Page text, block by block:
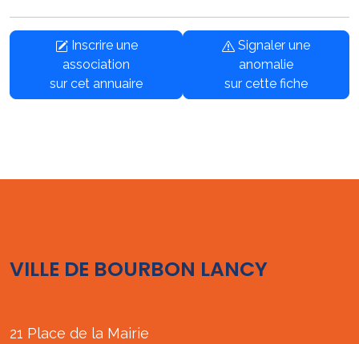
Inscrire une
association
sur cet annuaire
Signaler une
anomalie
sur cette fiche
VILLE DE BOURBON LANCY
21 Place de la Mairie